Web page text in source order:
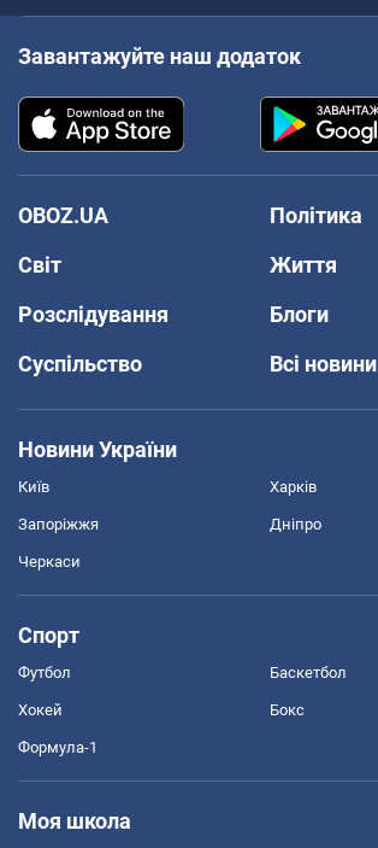
Завантажуйте наш додаток
OBOZ.UA
Політика
Світ
Життя
Розслідування
Блоги
Суспільство
Всі новини
Новини України
Київ Харків
Запоріжжя Дніпро
Черкаси
Спорт
Футбол Баскетбол
Хокей Бокс
Формула-1
Моя школа